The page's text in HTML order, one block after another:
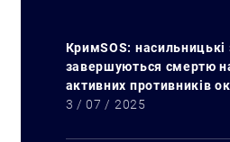
КримSOS: насильницькі
завершуються смертю
активних противників
3 / 07 / 2025